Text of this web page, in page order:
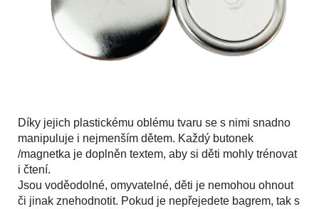
Díky jejich plastickému oblému tvaru se s nimi snadno
manipuluje i nejmenším dětem. Každý butonek
/magnetka je doplněn textem, aby si děti mohly trénovat
i čtení.
Jsou voděodolné, omyvatelné, děti je nemohou ohnout
či jinak znehodnotit. Pokud je nepřejedete bagrem, tak s